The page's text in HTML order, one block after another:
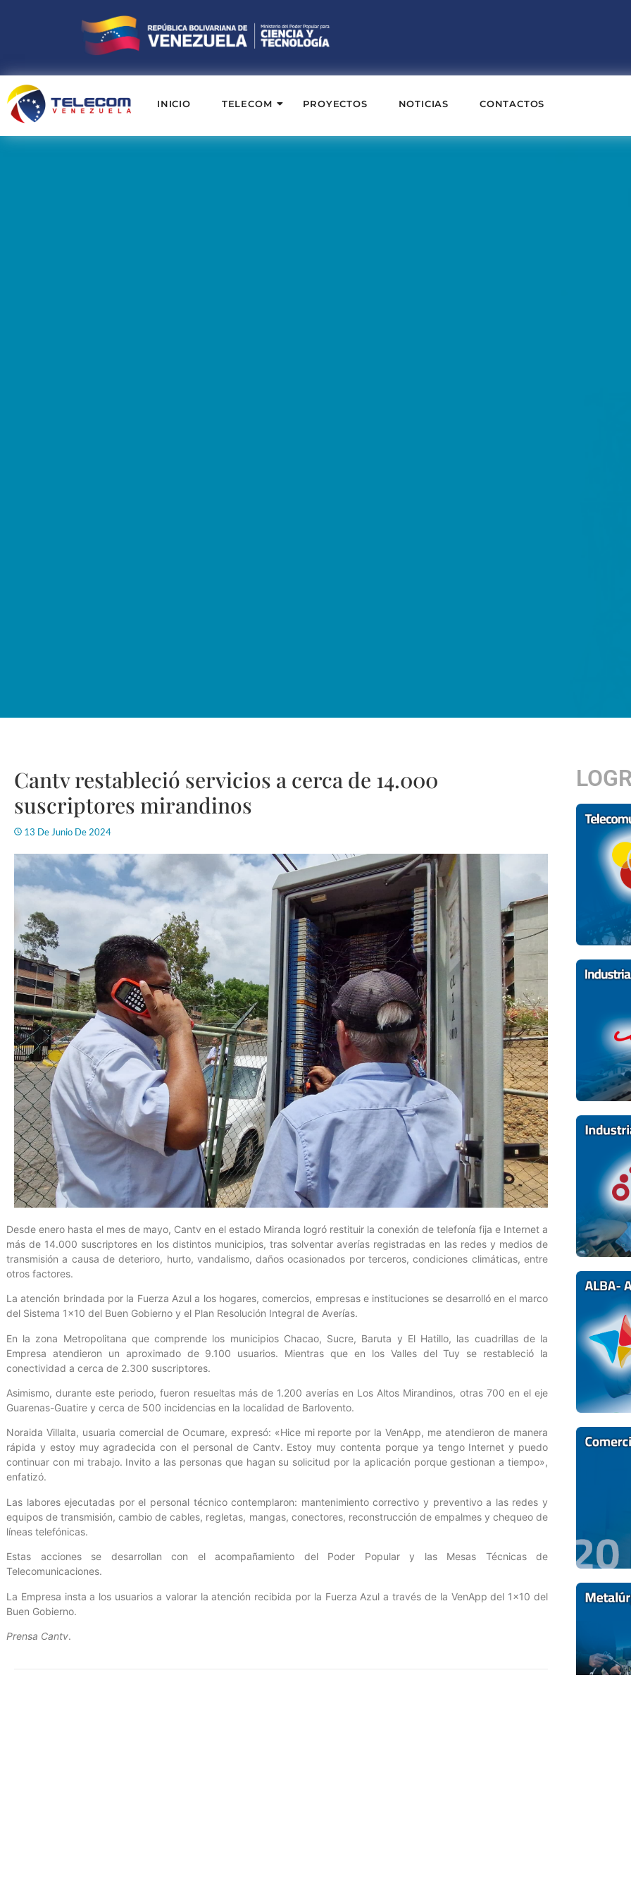
INICIO TELECOM PROYECTOS NOTICIAS CONTACTOS
Cantv restableció servicios a cerca de 14.000
suscriptores mirandinos
13 De Junio De 2024
Desde enero hasta el mes de mayo, Cantv en el estado Miranda logró restituir la conexión de telefonía fija e Internet a
más de 14.000 suscriptores en los distintos municipios, tras solventar averías registradas en las redes y medios de
transmisión a causa de deterioro, hurto, vandalismo, daños ocasionados por terceros, condiciones climáticas, entre
otros factores.
La atención brindada por la Fuerza Azul a los hogares, comercios, empresas e instituciones se desarrolló en el marco
del Sistema 1×10 del Buen Gobierno y el Plan Resolución Integral de Averías.
En la zona Metropolitana que comprende los municipios Chacao, Sucre, Baruta y El Hatillo, las cuadrillas de la
Empresa atendieron un aproximado de 9.100 usuarios. Mientras que en los Valles del Tuy se restableció la
conectividad a cerca de 2.300 suscriptores.
Asimismo, durante este periodo, fueron resueltas más de 1.200 averías en Los Altos Mirandinos, otras 700 en el eje
Guarenas-Guatire y cerca de 500 incidencias en la localidad de Barlovento.
Noraida Villalta, usuaria comercial de Ocumare, expresó: «Hice mi reporte por la VenApp, me atendieron de manera
rápida y estoy muy agradecida con el personal de Cantv. Estoy muy contenta porque ya tengo Internet y puedo
continuar con mi trabajo. Invito a las personas que hagan su solicitud por la aplicación porque gestionan a tiempo»,
enfatizó.
Las labores ejecutadas por el personal técnico contemplaron: mantenimiento correctivo y preventivo a las redes y
equipos de transmisión, cambio de cables, regletas, mangas, conectores, reconstrucción de empalmes y chequeo de
líneas telefónicas.
Estas acciones se desarrollan con el acompañamiento del Poder Popular y las Mesas Técnicas de
Telecomunicaciones.
La Empresa insta a los usuarios a valorar la atención recibida por la Fuerza Azul a través de la VenApp del 1×10 del
Buen Gobierno.
Prensa Cantv.